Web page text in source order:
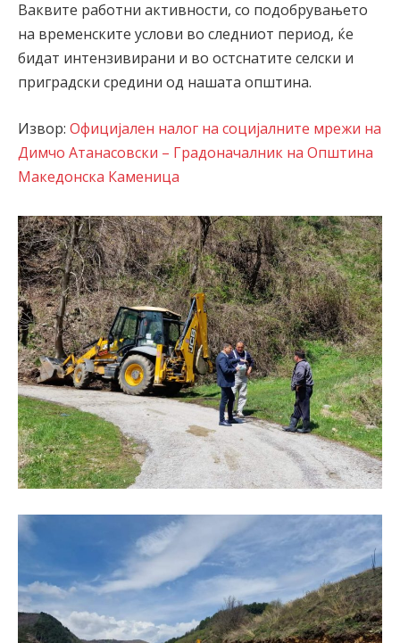
Ваквите работни активности, со подобрувањето
на временските услови во следниот период, ќе
бидат интензивирани и во остснатите селски и
приградски средини од нашата општина.
Извор: Официјален налог на социјалните мрежи на
Димчо Атанасовски – Градоначалник на Општина
Македонска Каменица